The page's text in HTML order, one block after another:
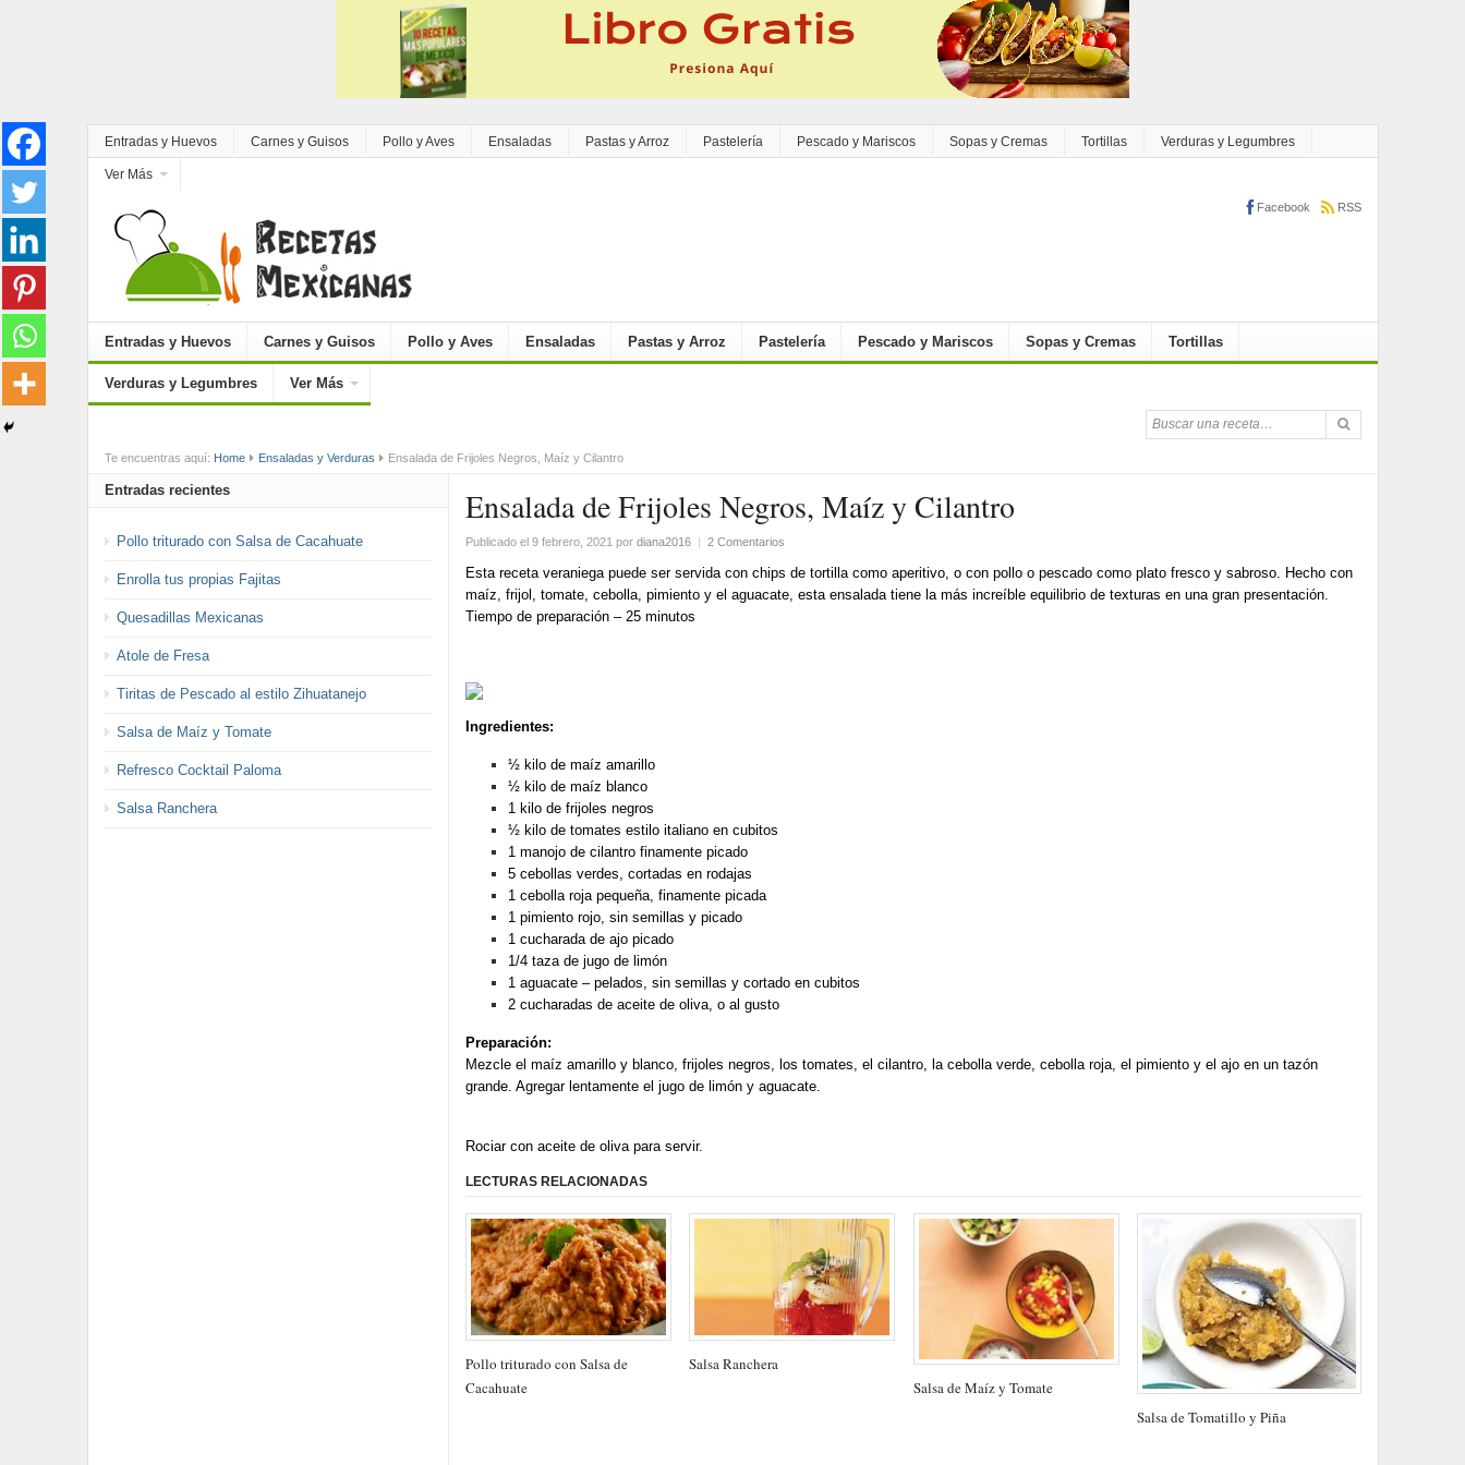
Entradas y Huevos Carnes y Guisos Pollo y Aves Ensaladas Pastas y Arroz Pastelería Pescado y Mariscos Sopas y Cremas Tortillas Verduras y Legumbres
Ver Más
Facebook RSS
Entradas y Huevos Carnes y Guisos Pollo y Aves Ensaladas Pastas y Arroz Pastelería Pescado y Mariscos Sopas y Cremas Tortillas
Verduras y Legumbres Ver Más
Te encuentras aquí: Home Ensaladas y Verduras Ensalada de Frijoles Negros, Maíz y Cilantro
Ensalada de Frijoles Negros, Maíz y Cilantro
Publicado el 9 febrero, 2021 por diana2016 | 2 Comentarios
Esta receta veraniega puede ser servida con chips de tortilla como aperitivo, o con pollo o pescado como plato fresco y sabroso. Hecho con
maíz, frijol, tomate, cebolla, pimiento y el aguacate, esta ensalada tiene la más increíble equilibrio de texturas en una gran presentación.
Tiempo de preparación – 25 minutos
Ingredientes:
½ kilo de maíz amarillo
½ kilo de maíz blanco
1 kilo de frijoles negros
½ kilo de tomates estilo italiano en cubitos
1 manojo de cilantro finamente picado
5 cebollas verdes, cortadas en rodajas
1 cebolla roja pequeña, finamente picada
1 pimiento rojo, sin semillas y picado
1 cucharada de ajo picado
1/4 taza de jugo de limón
1 aguacate – pelados, sin semillas y cortado en cubitos
2 cucharadas de aceite de oliva, o al gusto
Preparación:
Mezcle el maíz amarillo y blanco, frijoles negros, los tomates, el cilantro, la cebolla verde, cebolla roja, el pimiento y el ajo en un tazón
grande. Agregar lentamente el jugo de limón y aguacate.
Rociar con aceite de oliva para servir.
LECTURAS RELACIONADAS
Pollo triturado con Salsa de
Cacahuate
Salsa Ranchera
Salsa de Maíz y Tomate
Salsa de Tomatillo y Piña
Entradas recientes
Pollo triturado con Salsa de Cacahuate
Enrolla tus propias Fajitas
Quesadillas Mexicanas
Atole de Fresa
Tiritas de Pescado al estilo Zihuatanejo
Salsa de Maíz y Tomate
Refresco Cocktail Paloma
Salsa Ranchera